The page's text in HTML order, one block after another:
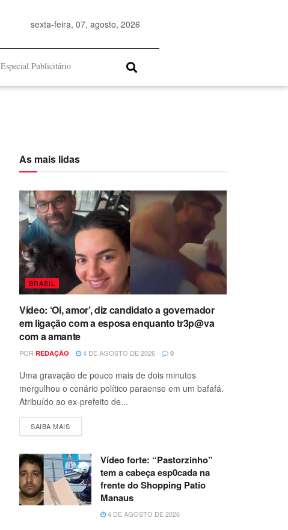
sexta-feira, 07, agosto, 2026
Especial Publicitário
As mais lidas
BRASIL
Vídeo: ‘Oi, amor’, diz candidato a governador
em ligação com a esposa enquanto tr3p@va
com a amante
POR REDAÇÃO 4 DE AGOSTO DE 2026 0
Uma gravação de pouco mais de dois minutos
mergulhou o cenário político paraense em um bafafá.
Atribuído ao ex-prefeito de...
SAIBA MAIS
Vídeo forte: “Pastorzinho”
tem a cabeça esp0cada na
frente do Shopping Patio
Manaus
4 DE AGOSTO DE 2026